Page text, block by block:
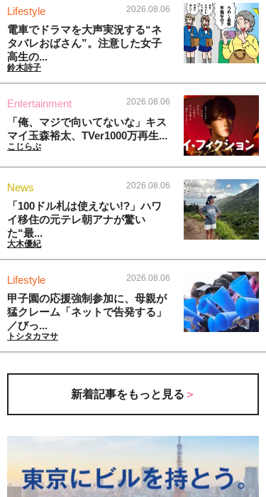
Lifestyle 2026.08.06
電車でドラマを大声実況する“ネ
タバレおばさん”。注意した女子
高生の...
鈴木詩子
Entertainment 2026.08.06
「俺、マジで向いてないな」キス
マイ玉森裕太、TVer1000万再生...
こじらぶ
News 2026.08.06
「100ドル札は使えない!?」ハワ
イ移住の元テレ朝アナが驚い
た“最...
大木優紀
Lifestyle 2026.08.06
甲子園の応援強制参加に、母親が
猛クレーム「ネットで告発する」
／びっ...
トシタカマサ
新着記事をもっと見る